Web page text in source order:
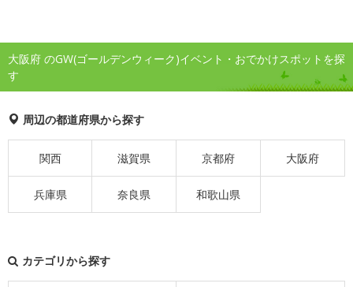
大阪府 のGW(ゴールデンウィーク)イベント・おでかけスポットを探
す
周辺の都道府県から探す
関西 滋賀県 京都府 大阪府
兵庫県 奈良県 和歌山県
カテゴリから探す